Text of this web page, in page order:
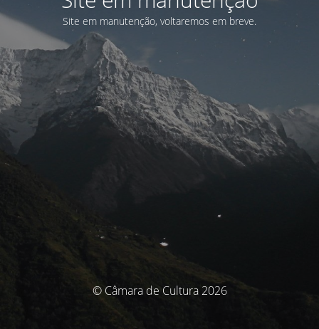
Site em manutenção, voltaremos em breve.
© Câmara de Cultura 2026